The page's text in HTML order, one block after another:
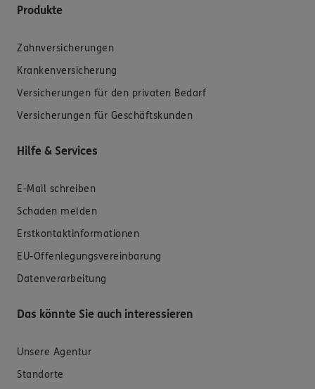
Produkte
Zahnversicherungen
Krankenversicherung
Versicherungen für den privaten Bedarf
Versicherungen für Geschäftskunden
Hilfe & Services
E-Mail schreiben
Schaden melden
Erstkontaktinformationen
EU-Offenlegungsvereinbarung
Datenverarbeitung
Das könnte Sie auch interessieren
Unsere Agentur
Standorte